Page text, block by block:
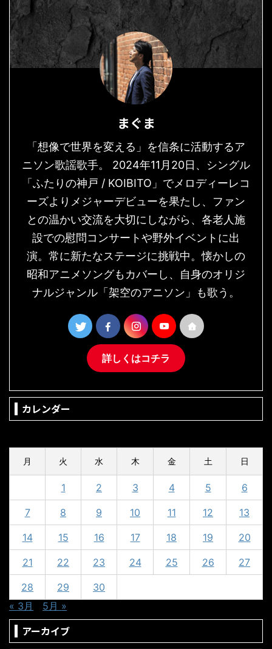
まぐま
「想像で世界を変える」を信条に活動するア
ニソン歌謡歌手。 2024年11月20日、シングル
「ふたりの神戸 / KOIBITO」でメロディーレコ
ーズよりメジャーデビューを果たし、ファン
との温かい交流を大切にしながら、各老人施
設での慰問コンサートや野外イベントに出
演。常に新たなステージに挑戦中。懐かしの
昭和アニメソングもカバーし、自身のオリジ
ナルジャンル「架空のアニソン」も歌う。
詳しくはコチラ
カレンダー
月 火 水 木 金 土 日
1 2 3 4 5 6
7 8 9 10 11 12 13
14 15 16 17 18 19 20
21 22 23 24 25 26 27
28 29
30
« 3月
5月 »
アーカイブ